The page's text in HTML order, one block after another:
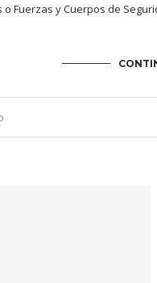
Fuerzas y Cuerpos de